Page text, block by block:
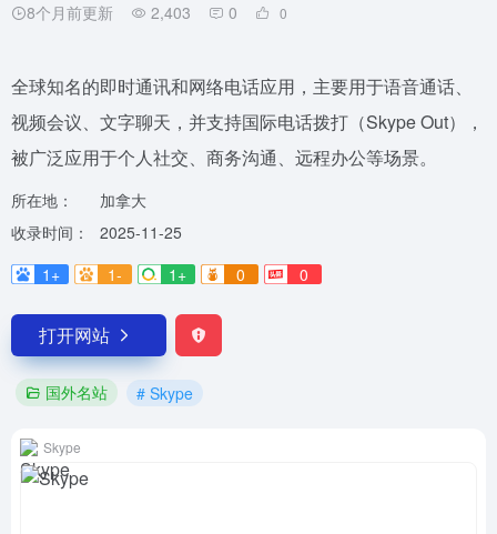
8个月前更新 2,403 0 0
全球知名的即时通讯和网络电话应用，主要用于语音通话、
视频会议、文字聊天，并支持国际电话拨打（Skype Out），
被广泛应用于个人社交、商务沟通、远程办公等场景。
所在地：
加拿大
收录时间：
2025-11-25
1+
1- 1+ 0 0
打开网站
国外名站 # Skype
Skype